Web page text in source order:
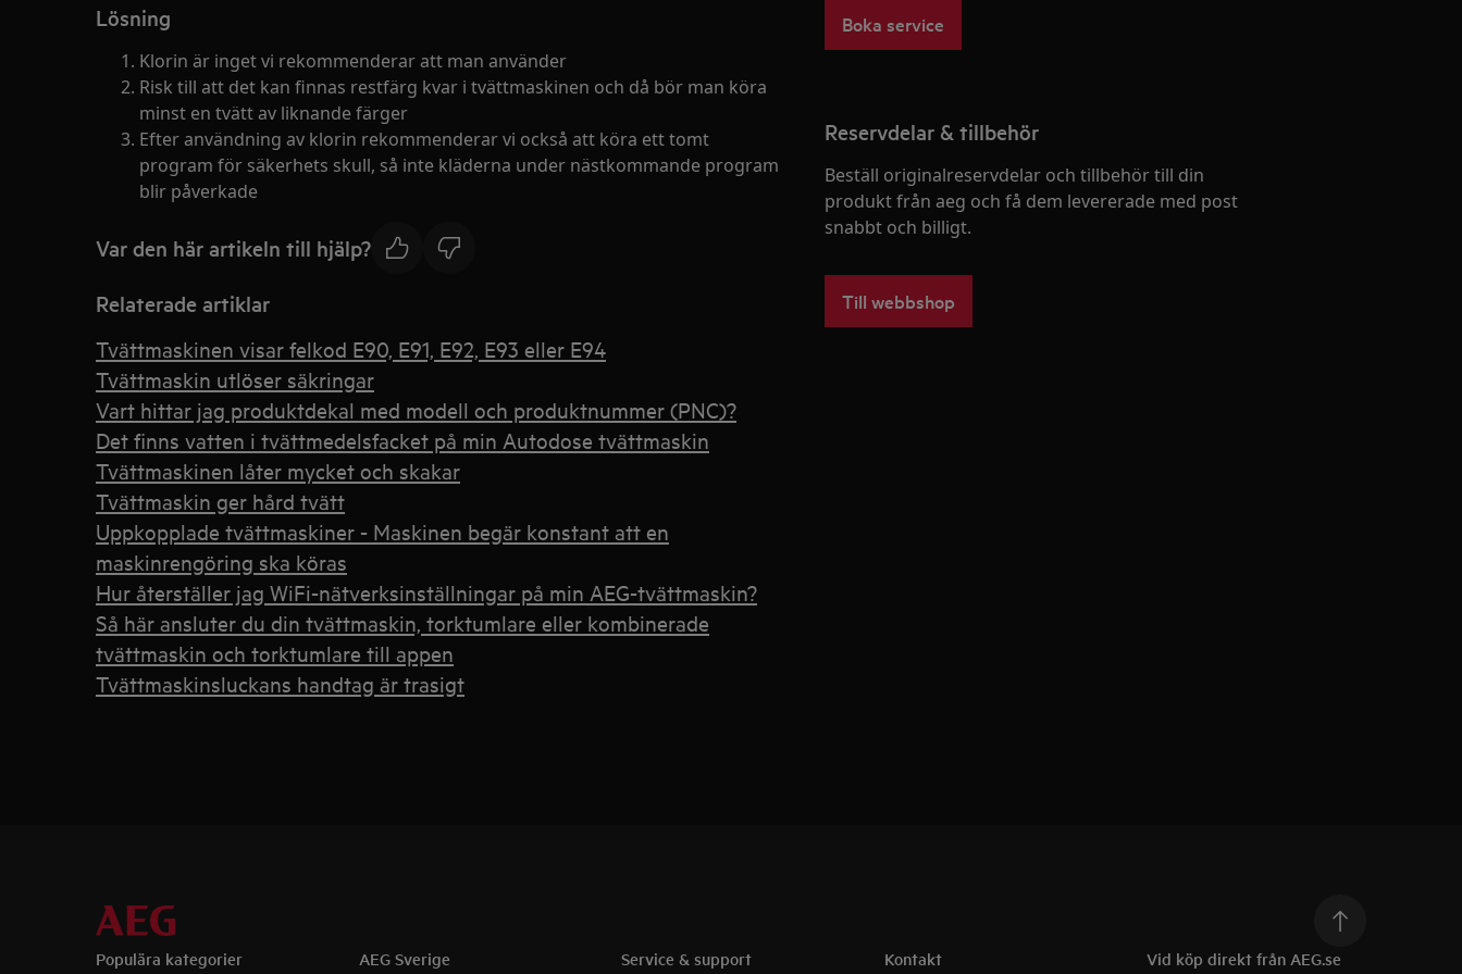
Lösning
Klorin är inget vi rekommenderar att man använder
Risk till att det kan finnas restfärg kvar i tvättmaskinen och då bör man köra
minst en tvätt av liknande färger
Efter användning av klorin rekommenderar vi också att köra ett tomt
program för säkerhets skull, så inte kläderna under nästkommande program
blir påverkade
Var den här artikeln till hjälp?
Relaterade artiklar
Tvättmaskinen visar felkod E90, E91, E92, E93 eller E94
Tvättmaskin utlöser säkringar
Vart hittar jag produktdekal med modell och produktnummer (PNC)?
Det finns vatten i tvättmedelsfacket på min Autodose tvättmaskin
Tvättmaskinen låter mycket och skakar
Tvättmaskin ger hård tvätt
Uppkopplade tvättmaskiner - Maskinen begär konstant att en
maskinrengöring ska köras
Hur återställer jag WiFi-nätverksinställningar på min AEG-tvättmaskin?
Så här ansluter du din tvättmaskin, torktumlare eller kombinerade
tvättmaskin och torktumlare till appen
Tvättmaskinsluckans handtag är trasigt
Boka service
Reservdelar & tillbehör
Beställ originalreservdelar och tillbehör till din
produkt från aeg och få dem levererade med post
snabbt och billigt.
Till webbshop
Populära kategorier AEG Sverige Service & support Kontakt Vid köp direkt från AEG.se